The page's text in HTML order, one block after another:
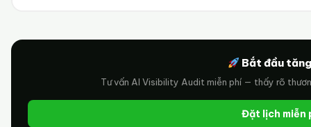
Bắt đầu
Tư vấn AI Visibility Audit miễn phí — thấy rõ
Đặt lịch miễn